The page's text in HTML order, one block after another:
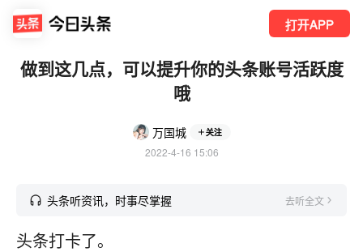
打开APP
做到这几点，可以提升你的头条账号活跃度
哦
万国城 关注
2022-4-16 15:06
头条听资讯，时事尽掌握 去听全文
头条打卡了。